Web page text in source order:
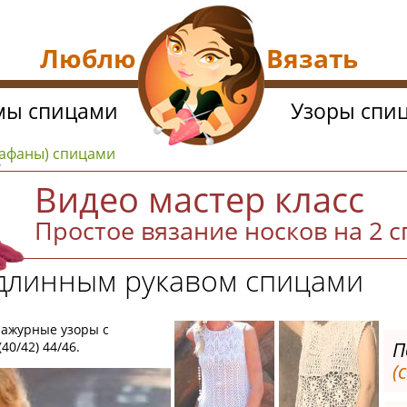
Видео мастер класс
Простое вязание носков на 2
рукавом спицами
ажурные узоры с
42) 44/46.
спицами Узоры
спицами
Люблю Вязать